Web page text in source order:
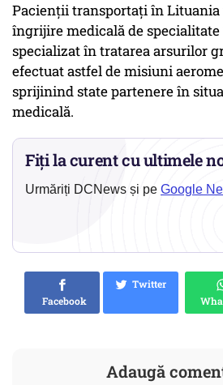
Pacienții transportați în Lituania
îngrijire medicală de
specializat în tratarea arsurilor
efectuat astfel de misiuni
sprijinind state partenere în
medicală.
Fiți la curent cu ultimele
Urmăriți DCNews și pe Google
Facebook
Twitter
Adaugă